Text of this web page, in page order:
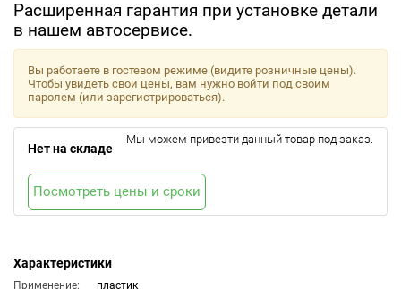
Расширенная гарантия при установке детали
в нашем автосервисе.
Характеристики
Применение:
пластик
Вы работаете в гостевом режиме (видите розничные цены).
Чтобы увидеть свои цены, вам нужно войти под своим
паролем (или зарегистрироваться).
Нет на складе
Мы можем привезти данный товар под заказ.
Посмотреть цены и сроки